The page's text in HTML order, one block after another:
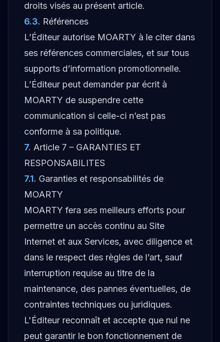
droits visés au présent article.
6.3. Références
L’Éditeur autorise MOARTY à le citer dans
ses références commerciales, et sur tous
supports d’information promotionnelle.
L’Éditeur peut demander par écrit à
MOARTY de suspendre cette
communication si celle-ci n’est pas
conforme à sa politique.
7. Article 7 – GARANTIES ET
RESPONSABILITES
7.1. Garanties et responsabilités de
MOARTY
MOARTY fera ses meilleurs efforts pour
permettre un accès continu au Site
Internet et aux Services, avec diligence et
dans le respect des règles de l’art, sauf
interruption requise au titre de la
maintenance, des pannes éventuelles, de
contraintes techniques ou juridiques.
L'Éditeur reconnaît et accepte que nul ne
peut garantir le bon fonctionnement de